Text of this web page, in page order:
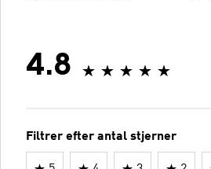
4.8
Filtrer efter antal stjerner